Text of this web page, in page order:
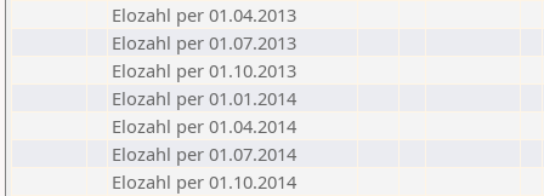
Elozahl per 01.04.2013
Elozahl per 01.07.2013
Elozahl per 01.10.2013
Elozahl per 01.01.2014
Elozahl per 01.04.2014
Elozahl per 01.07.2014
Elozahl per 01.10.2014